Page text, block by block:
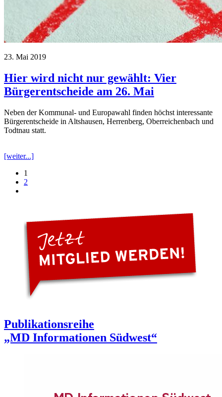
23. Mai 2019
Hier wird nicht nur gewählt: Vier
Bürgerentscheide am 26. Mai
Neben der Kommunal- und Europawahl finden höchst interessante
Bürgerentscheide in Altshausen, Herrenberg, Oberreichenbach und
Todtnau statt.
[weiter...]
1
2
Publikationsreihe
„MD Informationen Südwest“